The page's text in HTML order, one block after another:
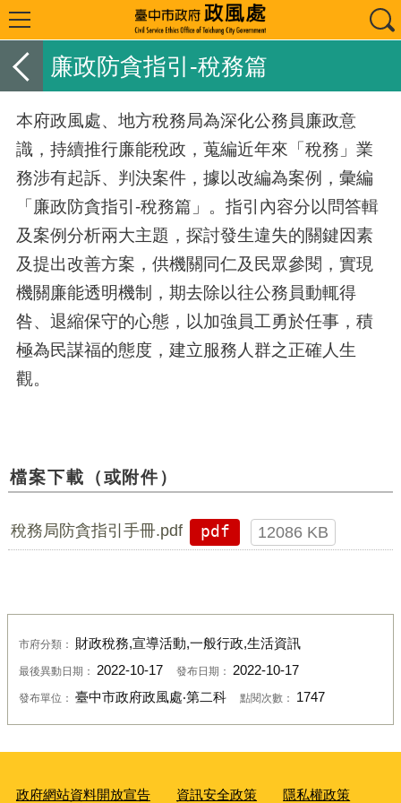
廉政防貪指引-稅務篇
本府政風處、地方稅務局為深化公務員廉政意
識，持續推行廉能稅政，蒐編近年來「稅務」業
務涉有起訴、判決案件，據以改編為案例，彙編
「廉政防貪指引-稅務篇」。指引內容分以問答輯
及案例分析兩大主題，探討發生違失的關鍵因素
及提出改善方案，供機關同仁及民眾參閱，實現
機關廉能透明機制，期去除以往公務員動輒得
咎、退縮保守的心態，以加強員工勇於任事，積
極為民謀福的態度，建立服務人群之正確人生
觀。
檔案下載（或附件）
稅務局防貪指引手冊.pdf pdf 12086 KB
市府分類： 財政稅務,宣導活動,一般行政,生活資訊
最後異動日期： 2022-10-17 發布日期： 2022-10-17
發布單位： 臺中市政府政風處‧第二科 點閱次數： 1747
政府網站資料開放宣告 資訊安全政策 隱私權政策